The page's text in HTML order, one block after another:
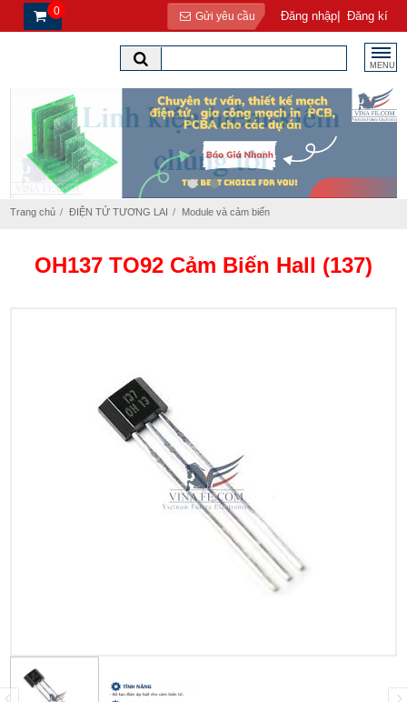
0 Gửi yêu cầu Đăng nhập| Đăng kí
MENU
Trang chủ ĐIỆN TỬ TƯƠNG LAI Module và cảm biến
OH137 TO92 Cảm Biến Hall (137)